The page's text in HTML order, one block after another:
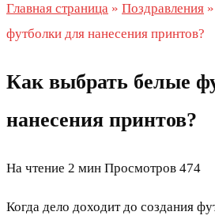
Главная страница » Поздравления »
футболки для нанесения принтов?
Как выбрать белые
нанесения принтов?
На чтение 2 мин Просмотров 474
Когда дело доходит до создания